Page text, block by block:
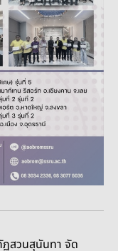
สวนสุนันทา จัด